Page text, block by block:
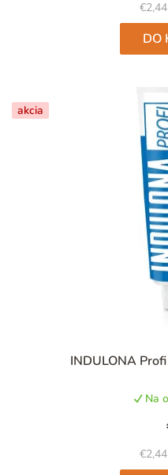
DO
akcia
INDULONA
Na